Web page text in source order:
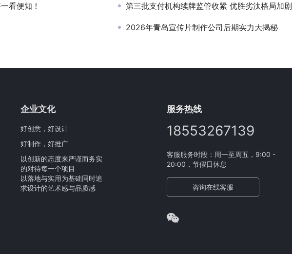
看便知！ 第三批支付机构续牌监管收紧 优胜劣汰格局加剧
2026年青岛宣传片制作公司后期实力大揭秘
企业文化
好创意，好设计
好制作，好推广
以创新的态度来严谨而务实
的对待每一个项目
以落地与实用为基础同时追
求设计的艺术感与品质感
服务热线
18553267139
客服服务时段：周一至周五，9:00 -
20:00，节假日休息
咨询在线客服